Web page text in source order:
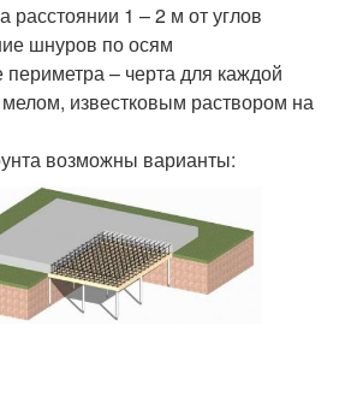
расстоянии 1 – 2 м от углов
шнуров по осям
периметра – черта для каждой
известковым раствором на
возможны варианты: